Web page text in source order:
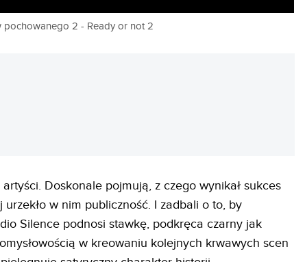
pochowanego 2 - Ready or not 2
Doskonale pojmują, z czego wynikał sukces
w nim publiczność. I zadbali o to, by
Silence podnosi stawkę, podkręca czarny jak
w kreowaniu kolejnych krwawych scen